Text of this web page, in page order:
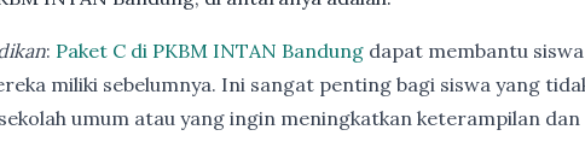
: Paket C di PKBM INTAN Bandung dapat membantu
miliki sebelumnya. Ini sangat penting bagi siswa yang
umum atau yang ingin meningkatkan keterampilan